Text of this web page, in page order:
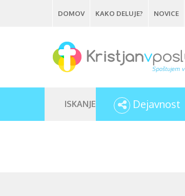
DOMOV KAKO DELUJE? NOVICE
ISKANJE Dejavnost